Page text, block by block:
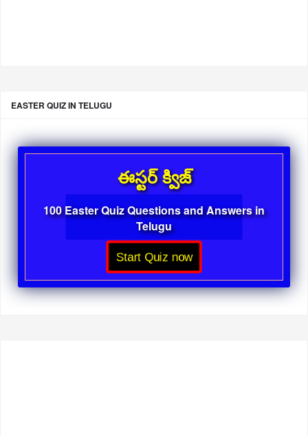
EASTER QUIZ IN TELUGU
ఈస్టర్ క్విజ్
100 Easter Quiz Questions and Answers in
Telugu
Start Quiz now